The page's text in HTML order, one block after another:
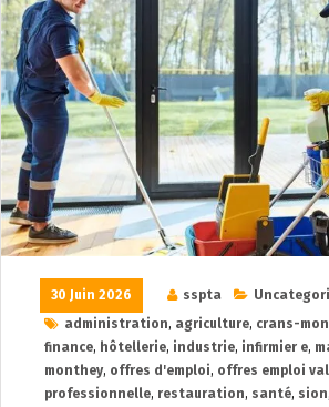
30 Juin 2026 sspta
administration, agriculture, crans-
finance, hôtellerie, industrie, infirmier e,
monthey, offres d'emploi, offres emploi
professionnelle, restauration, santé, sion